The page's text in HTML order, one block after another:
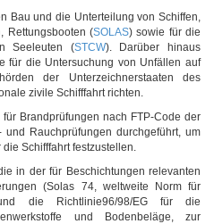
Bau und die Unterteilung von Schiffen,
Rettungsbooten (SOLAS) sowie für die
Seeleuten (STCW). Darüber hinaus
für die Untersuchung von Unfällen auf
der Unterzeichnerstaaten des
zivile Schifffahrt richten.
Brandprüfungen nach FTP-Code der
und Rauchprüfungen durchgeführt, um
Schifffahrt festzustellen.
in der für Beschichtungen relevanten
(Solas 74, weltweite Norm für
die Richtlinie96/98/EG für die
und Bodenbeläge, zur